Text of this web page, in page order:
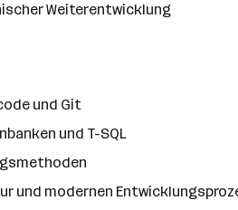
Weiterentwicklung
und Git
und T-SQL
und modernen